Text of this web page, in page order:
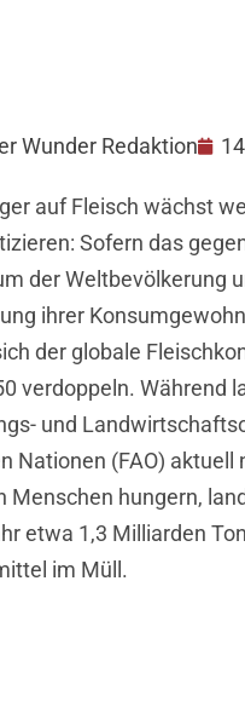
Wunder Redaktion
auf Fleisch wächst
Sofern das
der Weltbevölkerung
ihrer
der globale
verdoppeln. Während
und
Nationen (FAO) aktuell
Menschen hungern,
etwa 1,3 Milliarden
im Müll.